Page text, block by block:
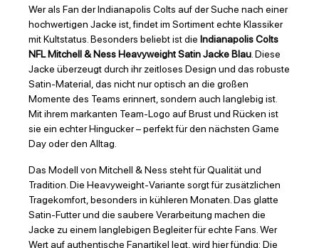
Wer als Fan der Indianapolis Colts auf der Suche nach einer
hochwertigen Jacke ist, findet im Sortiment echte Klassiker
mit Kultstatus. Besonders beliebt ist die Indianapolis Colts
NFL Mitchell & Ness Heavyweight Satin Jacke Blau. Diese
Jacke überzeugt durch ihr zeitloses Design und das robuste
Satin-Material, das nicht nur optisch an die großen
Momente des Teams erinnert, sondern auch langlebig ist.
Mit ihrem markanten Team-Logo auf Brust und Rücken ist
sie ein echter Hingucker – perfekt für den nächsten Game
Day oder den Alltag.
Das Modell von Mitchell & Ness steht für Qualität und
Tradition. Die Heavyweight-Variante sorgt für zusätzlichen
Tragekomfort, besonders in kühleren Monaten. Das glatte
Satin-Futter und die saubere Verarbeitung machen die
Jacke zu einem langlebigen Begleiter für echte Fans. Wer
Wert auf authentische Fanartikel legt, wird hier fündig: Die